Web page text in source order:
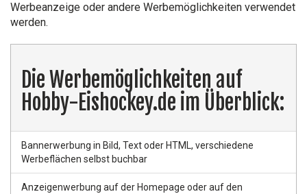
Werbeanzeige oder andere Werbemöglichkeiten verwendet
werden.
Die Werbemöglichkeiten auf
Hobby-Eishockey.de im Überblick:
Bannerwerbung in Bild, Text oder HTML, verschiedene
Werbeflächen selbst buchbar
Anzeigenwerbung auf der Homepage oder auf den